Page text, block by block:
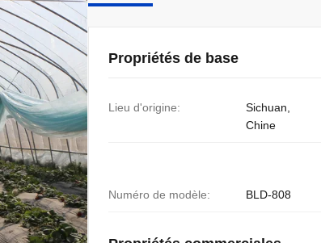
Propriétés de base
Lieu d'origine:
Sichuan,
Chine
Numéro de modèle: BLD-808